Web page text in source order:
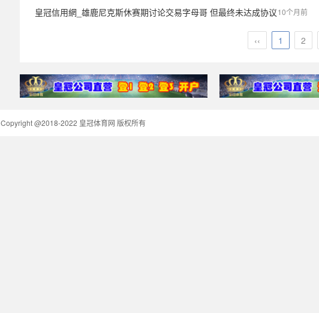
10个月前
皇冠信用網_雄鹿尼克斯休赛期讨论交易字母哥 但最终未达成协议
‹‹ 1 2
Copyright @2018-2022 皇冠体育网 版权所有